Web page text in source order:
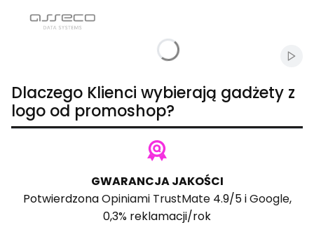
Dlaczego Klienci wybierają gadżety z
logo od promoshop?
GWARANCJA JAKOŚCI
PotwierdzonaOpiniami TrustMate4.9/5 iGoogle,
0,3% reklamacji/rok